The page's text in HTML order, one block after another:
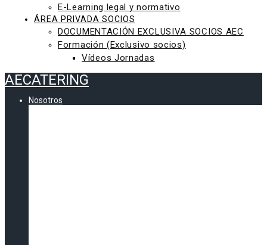
E-Learning legal y normativo
ÁREA PRIVADA SOCIOS
DOCUMENTACIÓN EXCLUSIVA SOCIOS AEC
Formación (Exclusivo socios)
Vídeos Jornadas
AECATERING
Nosotros